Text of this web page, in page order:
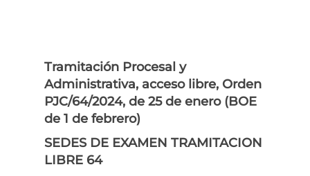
Tramitación Procesal y
Administrativa, acceso libre, Orden
PJC/64/2024, de 25 de enero (BOE
de 1 de febrero)
SEDES DE EXAMEN TRAMITACION
LIBRE 64